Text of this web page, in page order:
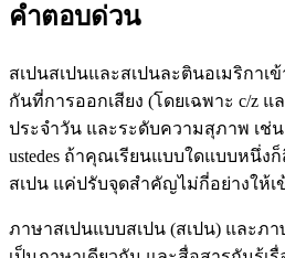
คำตอบด่วน
สเปนสเปนและสเปนละตินอเมริกาเ
กันที่การออกเสียง (โดยเฉพาะ c/z
ประจำวัน และระดับความสุภาพ เช่น
ustedes ถ้าคุณเรียนแบบใดแบบหนึ่ง
สเปน แค่ปรับจุดสำคัญไม่กี่อย่างให้
ภาษาสเปนแบบสเปน (สเปน) และภ